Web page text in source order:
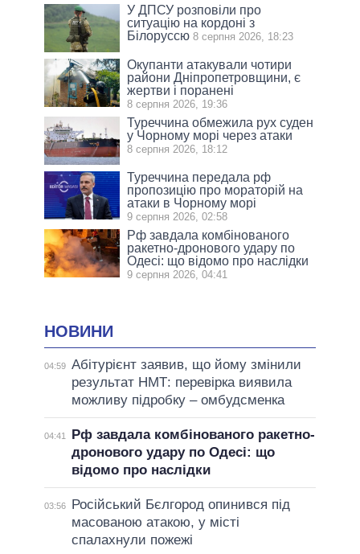
У ДПСУ розповіли про
ситуацію на кордоні з
Білоруссю 8 серпня 2026, 18:23
Окупанти атакували чотири
райони Дніпропетровщини, є
жертви і поранені
8 серпня 2026, 19:36
Туреччина обмежила рух суден
у Чорному морі через атаки
8 серпня 2026, 18:12
Туреччина передала рф
пропозицію про мораторій на
атаки в Чорному морі
9 серпня 2026, 02:58
Рф завдала комбінованого
ракетно-дронового удару по
Одесі: що відомо про наслідки
9 серпня 2026, 04:41
НОВИНИ
04:59 Абітурієнт заявив, що йому змінили
результат НМТ: перевірка виявила
можливу підробку – омбудсменка
04:41
Рф завдала комбінованого ракетно-
дронового удару по Одесі: що
відомо про наслідки
03:56
Російський Бєлгород опинився під
масованою атакою, у місті
спалахнули пожежі